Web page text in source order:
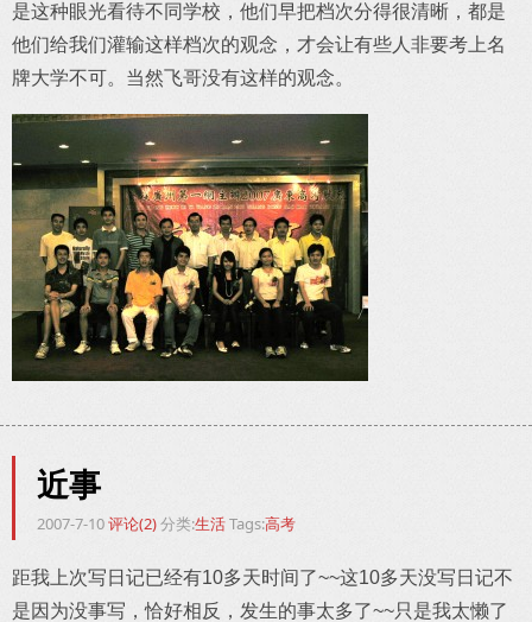
是这种眼光看待不同学校，他们早把档次分得很清晰，都是
他们给我们灌输这样档次的观念，才会让有些人非要考上名
牌大学不可。当然飞哥没有这样的观念。
近事
2007-7-10评论(2)分类:生活Tags:高考
距我上次写日记已经有10多天时间了~~这10多天没写日记不
是因为没事写，恰好相反，发生的事太多了~~只是我太懒了